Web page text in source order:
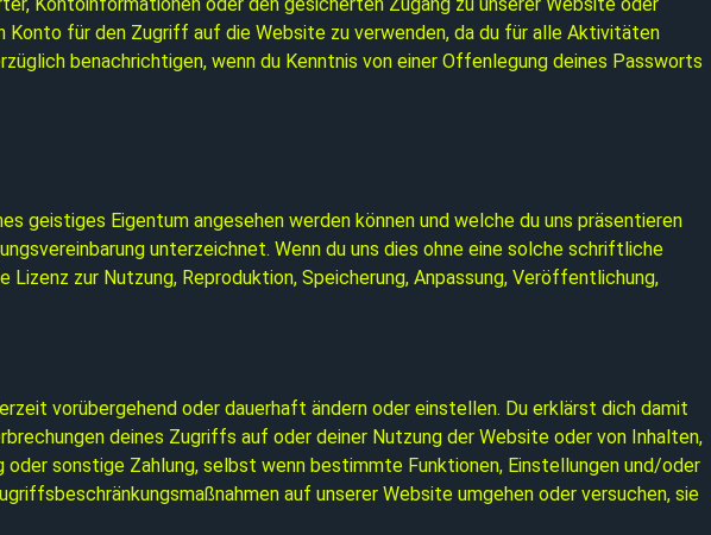
Konto für den Zugriff auf die Website zu verwenden, da du für alle Aktivitäten
benachrichtigen, wenn du Kenntnis von einer Offenlegung deines Passworts
geistiges Eigentum angesehen werden können und welche du uns präsentieren
unterzeichnet. Wenn du uns dies ohne eine solche schriftliche
zur Nutzung, Reproduktion, Speicherung, Anpassung, Veröffentlichung,
vorübergehend oder dauerhaft ändern oder einstellen. Du erklärst dich damit
deines Zugriffs auf oder deiner Nutzung der Website oder von Inhalten,
sonstige Zahlung, selbst wenn bestimmte Funktionen, Einstellungen und/oder
auf unserer Website umgehen oder versuchen, sie